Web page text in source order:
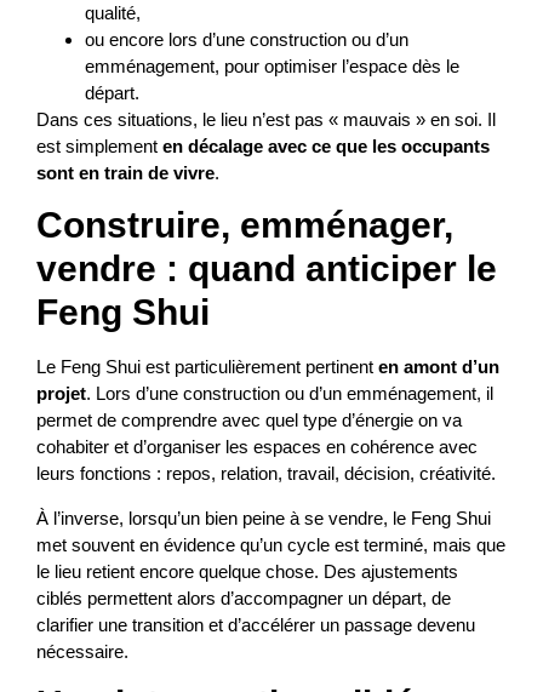
qualité,
ou encore lors d’une construction ou d’un
emménagement, pour optimiser l’espace dès le
départ.
Dans ces situations, le lieu n’est pas « mauvais » en soi. Il
est simplement en décalage avec ce que les occupants
sont en train de vivre.
Construire, emménager,
vendre : quand anticiper le
Feng Shui
Le Feng Shui est particulièrement pertinent en amont d’un
projet. Lors d’une construction ou d’un emménagement, il
permet de comprendre avec quel type d’énergie on va
cohabiter et d’organiser les espaces en cohérence avec
leurs fonctions : repos, relation, travail, décision, créativité.
À l’inverse, lorsqu’un bien peine à se vendre, le Feng Shui
met souvent en évidence qu’un cycle est terminé, mais que
le lieu retient encore quelque chose. Des ajustements
ciblés permettent alors d’accompagner un départ, de
clarifier une transition et d’accélérer un passage devenu
nécessaire.